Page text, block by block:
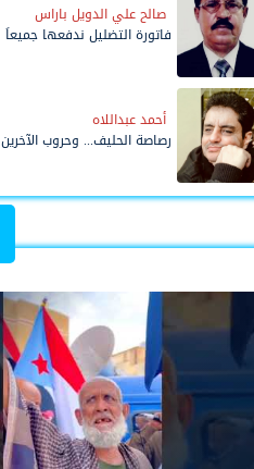
صالح علي الدويل باراس
فاتورة التضليل ندفعها جميعاً
أحمد عبداللاه
رصاصة الحليف... وحروب الآخرين